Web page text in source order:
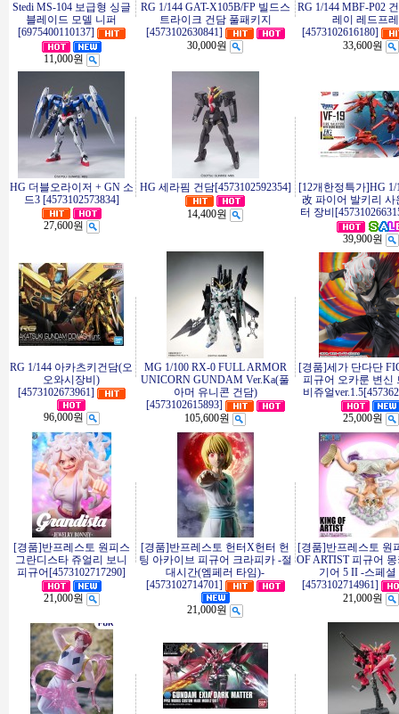
Stedi MS-104 보급형 싱글
블레이드 모델 니퍼
[6975400110137]
11,000원
RG 1/144 GAT-X105B/FP 빌드스
트라이크 건담 풀패키지
[4573102630841]
30,000원
RG 1/144 MBF-P02
레이 레드프
[4573102616180]
33,600원
HG 더블오라이저 + GN 소
드3 [4573102573834]
27,600원
HG 세라핌 건담[4573102592354]
14,400원
[12개한정특가]HG 1/
改 파이어 발키리 사
터 장비
39,900원
RG 1/144 아카츠키건담(오
오와시장비)
[4573102673961]
96,000원
MG 1/100 RX-0 FULL ARMOR
UNICORN GUNDAM Ver.Ka(풀
아머 유니콘 건담)
[4573102615893]
105,600원
[경품]세가 단다단
피규어 오카룬 변신
비쥬얼
25,000원
[경품]반프레스토 원피스
그란디스타 쥬얼리 보니
피규어[4573102717290]
21,000원
[경품]반프레스토 헌터X헌터 헌
팅 아카이브 피규어 크라피카 -절
대시간(엠페러 타임)-
[4573102714701]
21,000원
[경품]반프레스토 원
OF ARTIST 피규어
기어 5 II -스페셜
[4573102714961]
21,000원